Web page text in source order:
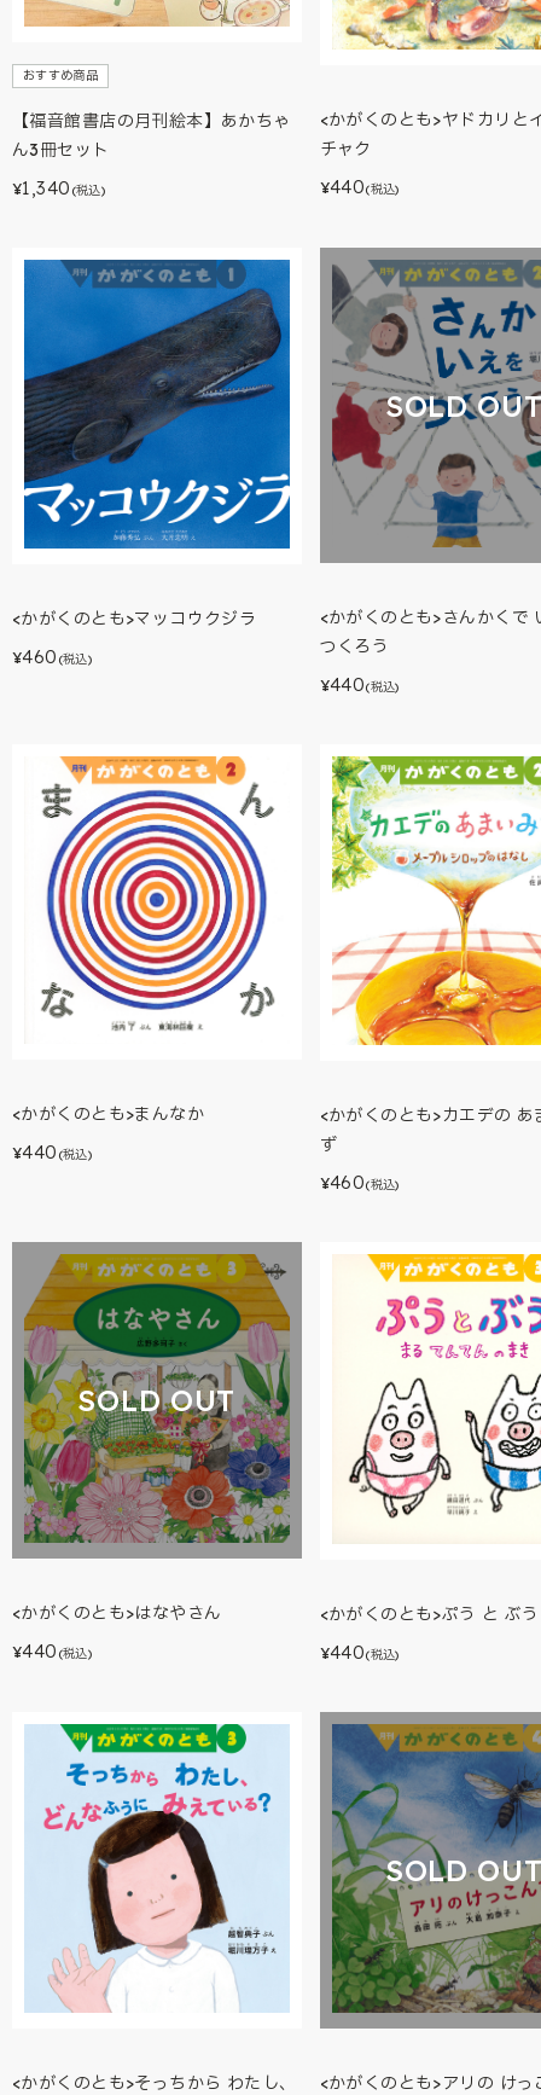
おすすめ商品
【福音館書店の月刊絵本】あかちゃ
ん3冊セット
¥1,340 (税込)
<かがくのとも>ヤドカリと
チャク
¥440(税込)
<かがくのとも>マッコウクジラ
¥460 (税込)
SOLD
<かがくのとも>さんかくで
つくろう
¥440(税込)
<かがくのとも>まんなか
¥440 (税込)
<かがくのとも>カエデの あ
ず
¥460(税込)
SOLD OUT
<かがくのとも>はなやさん
¥440 (税込)
<かがくのとも>ぷう と ぶう
¥440(税込)
<かがくのとも>そっちから わたし、
SOLD
<かがくのとも>アリの けっ